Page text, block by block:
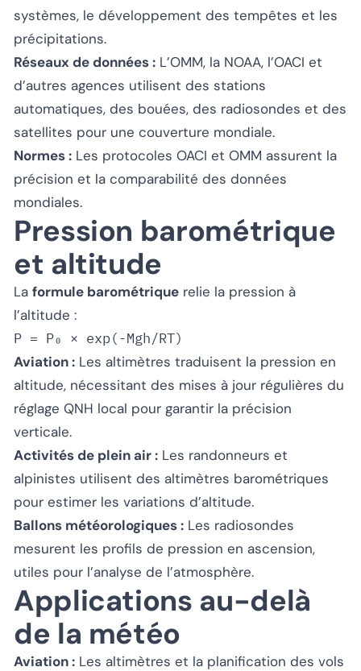
systèmes, le développement des tempêtes et les
précipitations.
Réseaux de données : L’OMM, la NOAA, l’OACI et
d’autres agences utilisent des stations
automatiques, des bouées, des radiosondes et des
satellites pour une couverture mondiale.
Normes : Les protocoles OACI et OMM assurent la
précision et la comparabilité des données
mondiales.
Pression barométrique
et altitude
La formule barométrique relie la pression à
l’altitude :
Aviation : Les altimètres traduisent la pression en
altitude, nécessitant des mises à jour régulières du
réglage QNH local pour garantir la précision
verticale.
Activités de plein air : Les randonneurs et
alpinistes utilisent des altimètres barométriques
pour estimer les variations d’altitude.
Ballons météorologiques : Les radiosondes
mesurent les profils de pression en ascension,
utiles pour l’analyse de l’atmosphère.
Applications au-delà
de la météo
Aviation : Les altimètres et la planification des vols